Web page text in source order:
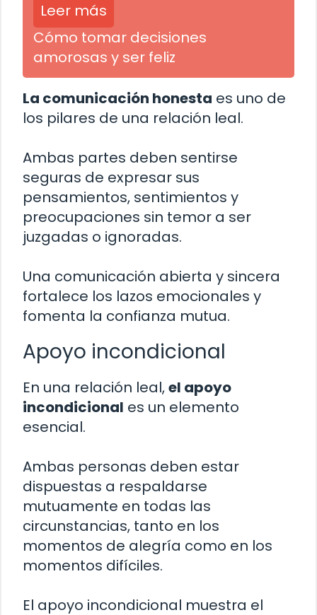
Leer más
Cómo tomar decisiones
amorosas y ser feliz
La comunicación honesta es uno de
los pilares de una relación leal.
Ambas partes deben sentirse
seguras de expresar sus
pensamientos, sentimientos y
preocupaciones sin temor a ser
juzgadas o ignoradas.
Una comunicación abierta y sincera
fortalece los lazos emocionales y
fomenta la confianza mutua.
Apoyo incondicional
En una relación leal,el apoyo
incondicional es un elemento
esencial.
Ambas personas deben estar
dispuestas a respaldarse
mutuamente en todas las
circunstancias, tanto en los
momentos de alegría como en los
momentos difíciles.
El apoyo incondicional muestra el